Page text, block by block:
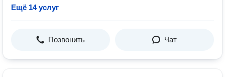
Ещё 14 услуг
Позвонить Чат